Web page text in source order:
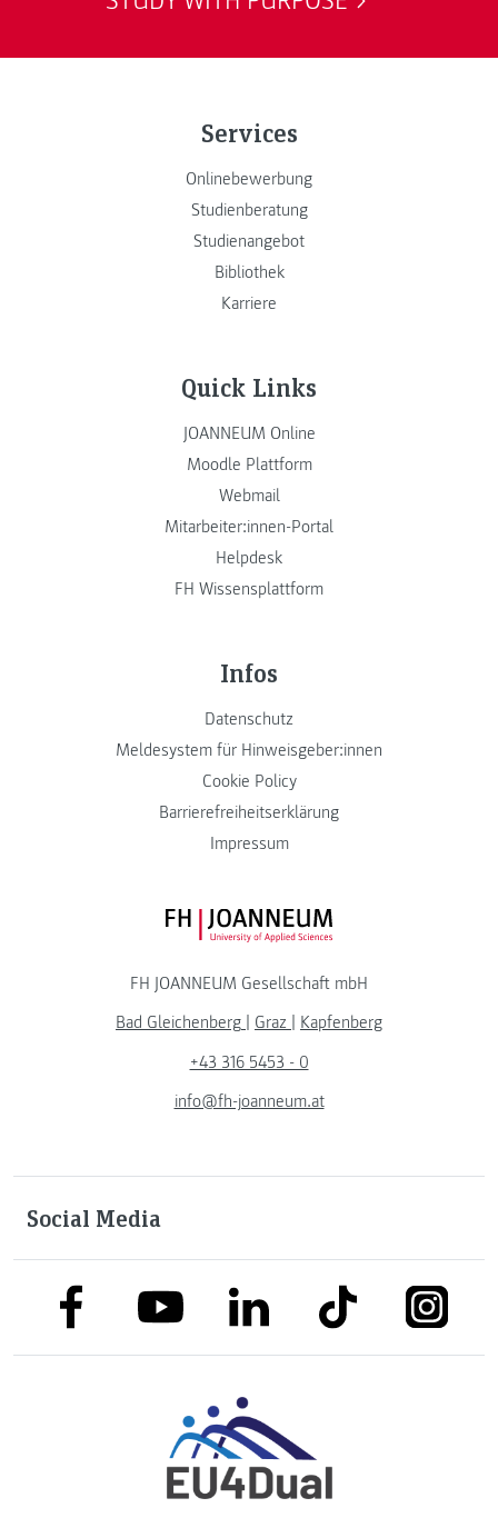
Services
Onlinebewerbung
Studienberatung
Studienangebot
Bibliothek
Karriere
Quick Links
JOANNEUM Online
Moodle Plattform
Webmail
Mitarbeiter:innen-Portal
Helpdesk
FH Wissensplattform
Infos
Datenschutz
Meldesystem für Hinweisgeber:innen
Cookie Policy
Barrierefreiheitserklärung
Impressum
FH JOANNEUM Logo
FH JOANNEUM Gesellschaft mbH
Bad Gleichenberg
Graz
Kapfenberg
+43 316 5453 - 0
info@fh-joanneum.at
Social Media
link to facebooklink to youtubelink to linkedinlink to tiktok